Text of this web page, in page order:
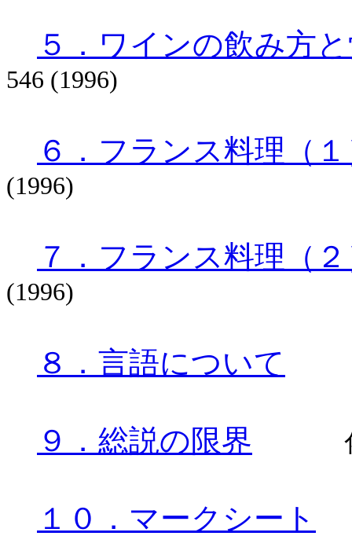
５．ワインの飲み方
546 (1996)
６．フランス料理（
(1996)
７．フランス料理（
(1996)
８．言語について
９．総説の限界
１０．マークシート